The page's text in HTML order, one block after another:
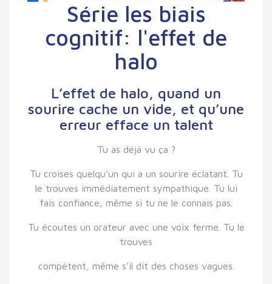
Série les biais
cognitif: l'effet de
halo
L’effet de halo, quand un
sourire cache un vide, et qu’une
erreur efface un talent
Tu as déjà vu ça ?
Tu croises quelqu’un qui a un sourire éclatant. Tu
le trouves immédiatement sympathique. Tu lui
fais confiance, même si tu ne le connais pas.
Tu écoutes un orateur avec une voix ferme. Tu le
trouves
compétent, même s’il dit des choses vagues.